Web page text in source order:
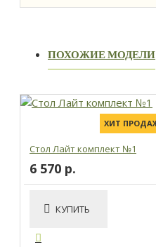
ПОХОЖИЕ МОДЕЛИ
ХИТ
Стол Лайт комплект №1
6 570 р.
КУПИТЬ